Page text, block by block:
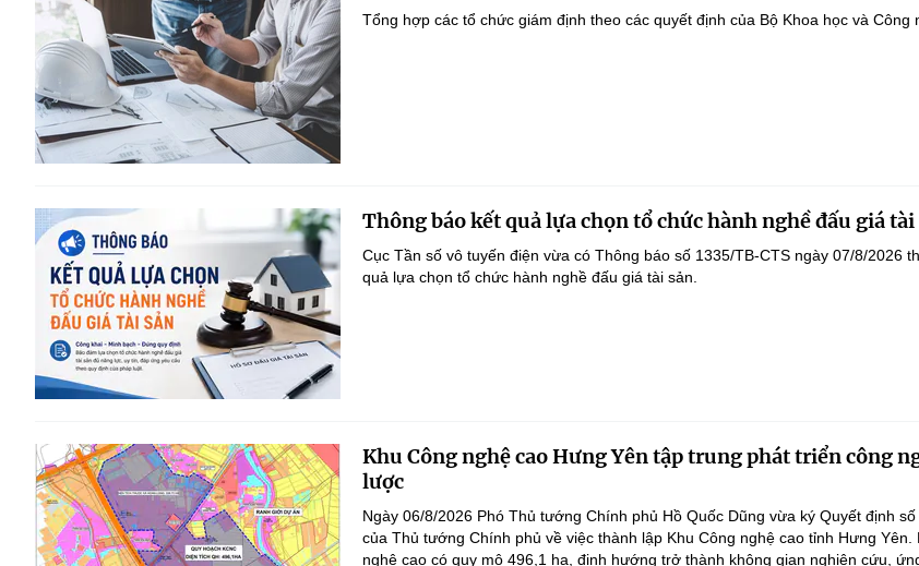
Tổng hợp các tổ chức giám định theo các quyết định của Bộ Khoa học và Công
Thông báo kết quả lựa chọn tổ chức hành nghề đấu giá tài
Cục Tần số vô tuyến điện vừa có Thông báo số 1335/TB-CTS ngày 07/8/2026
quả lựa chọn tổ chức hành nghề đấu giá tài sản.
Khu Công nghệ cao Hưng Yên tập trung phát triển công
lược
Ngày 06/8/2026 Phó Thủ tướng Chính phủ Hồ Quốc Dũng vừa ký Quyết định
của Thủ tướng Chính phủ về việc thành lập Khu Công nghệ cao tỉnh Hưng Yên.
nghệ cao có quy mô 496,1 ha, định hướng trở thành không gian nghiên cứu,